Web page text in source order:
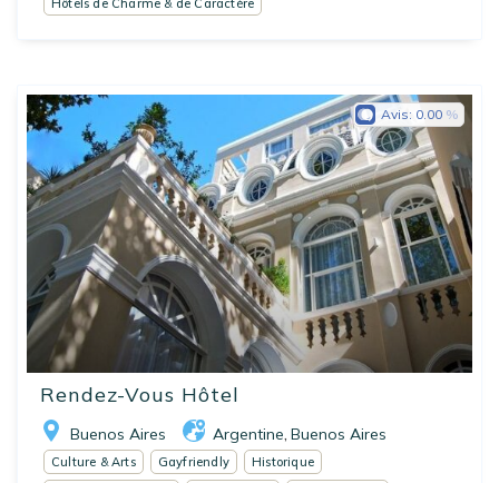
Hôtels de Charme & de Caractère
Rendez-Vous Hôtel
Buenos Aires Argentine, Buenos Aires
Avis: 0.00
Culture & Arts Gayfriendly
Historique